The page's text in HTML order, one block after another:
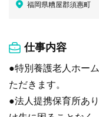
福岡県糟屋郡須惠町
仕事内容
●特別養護老人ホー
ただきます。
●法人提携保育所あ